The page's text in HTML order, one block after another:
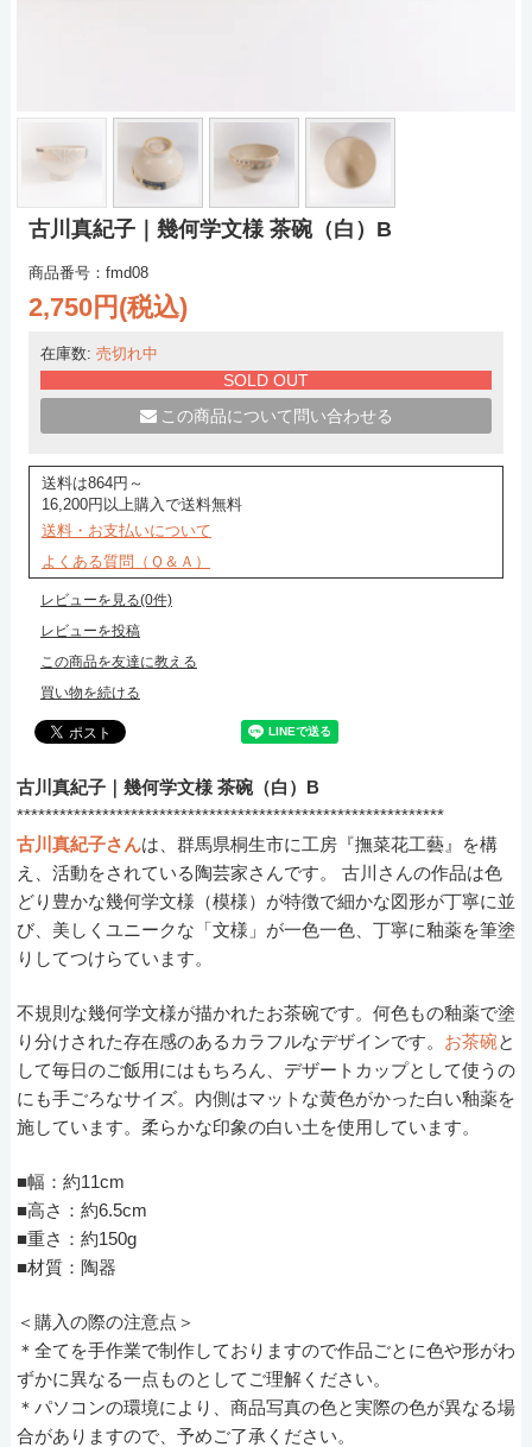
古川真紀子｜幾何学文様 茶碗（白）B
商品番号：fmd08
2,750円(税込)
在庫数: 売切れ中
SOLD OUT
この商品について問い合わせる
送料は864円～
16,200円以上購入で送料無料
送料・お支払いについて
よくある質問（Ｑ＆Ａ）
レビューを見る(0件)
レビューを投稿
この商品を友達に教える
買い物を続ける
古川真紀子｜幾何学文様 茶碗（白）B
************************************************************
古川真紀子さんは、群馬県桐生市に工房『撫菜花工藝』を構
え、活動をされている陶芸家さんです。 古川さんの作品は色
どり豊かな幾何学文様（模様）が特徴で細かな図形が丁寧に並
び、美しくユニークな「文様」が一色一色、丁寧に釉薬を筆塗
りしてつけらています。
不規則な幾何学文様が描かれたお茶碗です。何色もの釉薬で塗
り分けされた存在感のあるカラフルなデザインです。 お茶碗と
して毎日のご飯用にはもちろん、デザートカップとして使うの
にも手ごろなサイズ。内側はマットな黄色がかった白い釉薬を
施しています。柔らかな印象の白い土を使用しています。
■幅：約11cm
■高さ：約6.5cm
■重さ：約150g
■材質：陶器
＜購入の際の注意点＞
＊全てを手作業で制作しておりますので作品ごとに色や形がわ
ずかに異なる一点ものとしてご理解ください。
＊パソコンの環境により、商品写真の色と実際の色が異なる場
合がありますので、予めご了承ください。